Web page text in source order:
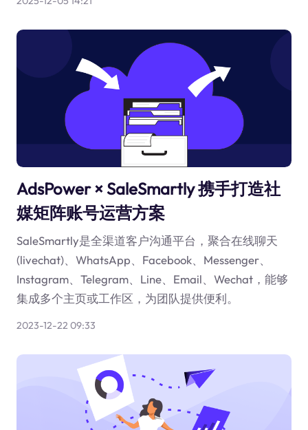
AdsPower × SaleSmartly 携手打造社
媒矩阵账号运营方案
SaleSmartly是全渠道客户沟通平台，聚合在线聊天
(livechat)、WhatsApp、Facebook、Messenger、
Instagram、Telegram、Line、Email、Wechat，能够
集成多个主页或工作区，为团队提供便利。
2023-12-22 09:33